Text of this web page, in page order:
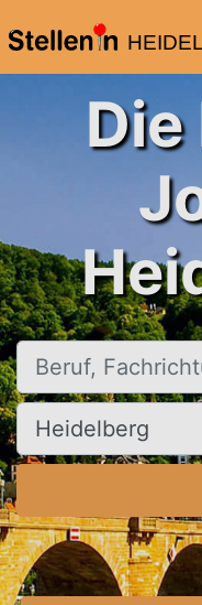
Beruf, Fachrichtung,
Ort, Stadt